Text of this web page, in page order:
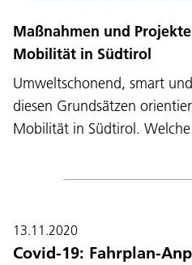
Maßnahmen und
Mobilität in Südtirol
Umweltschonend, smart
diesen Grundsätzen
Mobilität in Südtirol.
13.11.2020
Covid-19: Fahrplan-